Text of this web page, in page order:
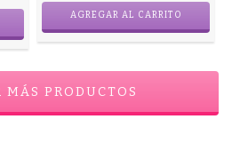
AGREGAR AL CARRITO
MÁS PRODUCTOS